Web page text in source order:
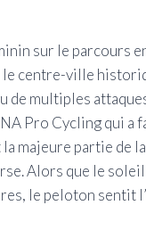
sur le parcours
le centre-ville
de multiples
Pro Cycling qui a
majeure partie de
Alors que le
le peloton sentit